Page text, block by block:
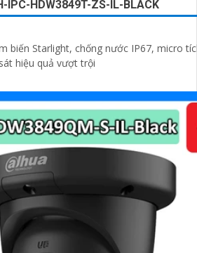
IPC-HDW3849T-ZS-IL-BLACK
biến Starlight, chống nước IP67, micro
hiệu quả vượt trội